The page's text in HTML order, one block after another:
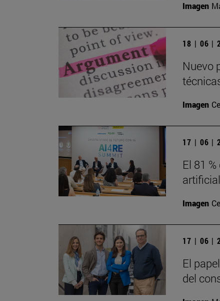
Imagen
18 | 06 |
Nuevo
Imagen
17 | 06 |
El 81
Imagen
17 | 06 |
El
del